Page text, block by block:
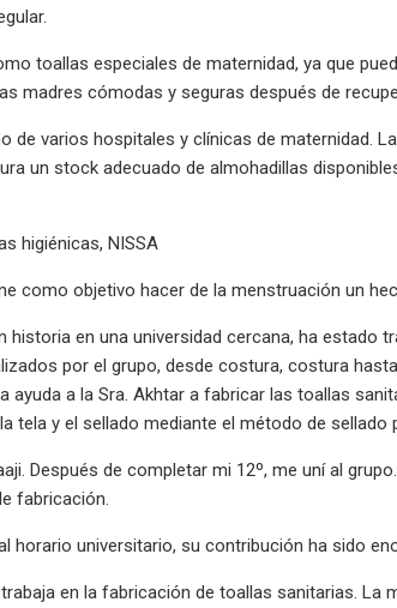
toallas especiales de maternidad, ya que
madres cómodas y seguras después de
de varios hospitales y clínicas de maternidad.
un stock adecuado de almohadillas
higiénicas, NISSA
como objetivo hacer de la menstruación un
historia en una universidad cercana, ha estado
por el grupo, desde costura, costura
a la Sra. Akhtar a fabricar las toallas
tela y el sellado mediante el método de sellado
Después de completar mi 12º, me uní al
fabricación.
horario universitario, su contribución ha sido
en la fabricación de toallas sanitarias. La